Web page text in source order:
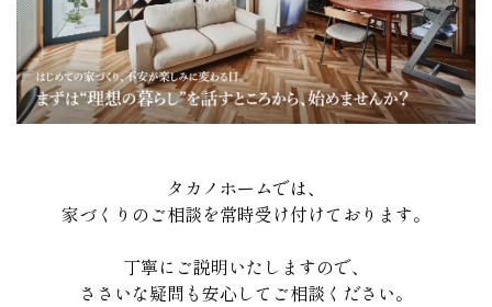
タカノホームでは、
家づくりのご相談を常時受け付けております。
丁寧にご説明いたしますので、
ささいな疑問も安心してご相談ください。